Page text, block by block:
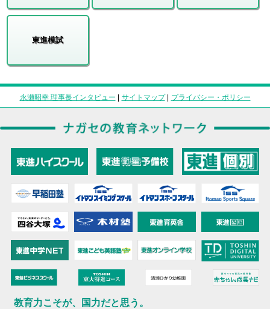
東進模試
永瀬昭幸 理事長インタビュー サイトマップ| プライバシー・ポリシー
教育力こそが、国力だと思う。